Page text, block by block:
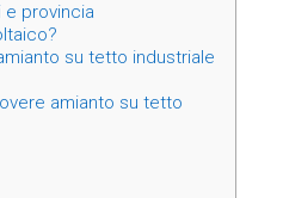
provincia
su tetto industriale
amianto su tetto